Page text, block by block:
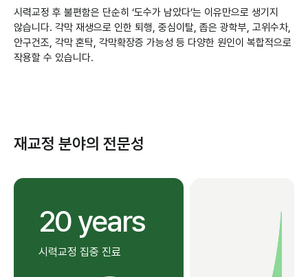
시력교정 후 불편함은 단순히 ‘도수가 남았다’는 이유만으로 생기지
않습니다. 각막 재생으로 인한 퇴행, 중심이탈, 좁은 광학부, 고위수차,
안구건조, 각막 혼탁, 각막확장증 가능성 등 다양한 원인이 복합적으로
작용할 수 있습니다.
재교정 분야의 전문성
20 years
시력교정 집중 진료